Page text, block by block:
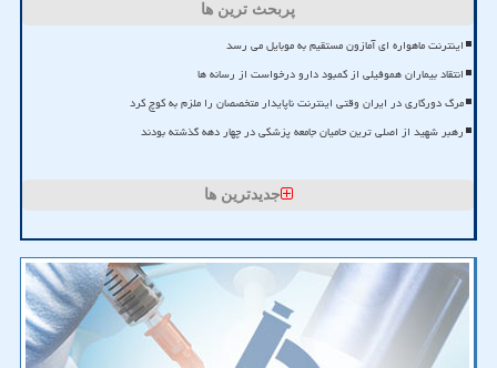
پربحث ترین ها
اینترنت ماهواره ای آمازون مستقیم به موبایل می رسد
انتقاد بیماران هموفیلی از کمبود دارو درخواست از رسانه ها
مرگ دورکاری در ایران وقتی اینترنت ناپایدار متخصصان را ملزم به کوچ کرد
رهبر شهید از اصلی ترین حامیان جامعه پزشکی در چهار دهه گذشته بودند
جدیدترین ها